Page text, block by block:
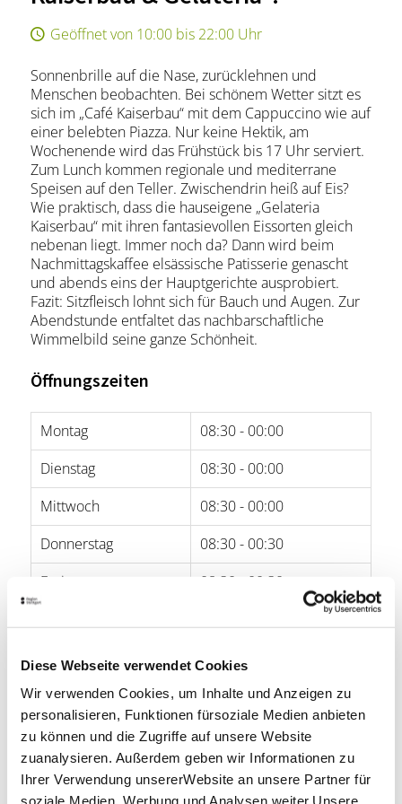
Diese Webseite verwendet Cookies
Wir verwenden Cookies, um Inhalte und Anzeigen zu
personalisieren, Funktionen fürsoziale Medien anbieten
zu können und die Zugriffe auf unsere Website
zuanalysieren. Außerdem geben wir Informationen zu
Ihrer Verwendung unsererWebsite an unsere Partner für
soziale Medien, Werbung und Analysen weiter.Unsere
Geöffnet von 10:00 bis 22:00 Uhr
Sonnenbrille auf die Nase, zurücklehnen und
Menschen beobachten. Bei schönem Wetter sitzt es
sich im „Café Kaiserbau“ mit dem Cappuccino wie auf
einer belebten Piazza. Nur keine Hektik, am
Wochenende wird das Frühstück bis 17 Uhr serviert.
Zum Lunch kommen regionale und mediterrane
Speisen auf den Teller. Zwischendrin heiß auf Eis?
Wie praktisch, dass die hauseigene „Gelateria
Kaiserbau“ mit ihren fantasievollen Eissorten gleich
nebenan liegt. Immer noch da? Dann wird beim
Nachmittagskaffee elsässische Patisserie genascht
und abends eins der Hauptgerichte ausprobiert.
Fazit: Sitzfleisch lohnt sich für Bauch und Augen. Zur
Abendstunde entfaltet das nachbarschaftliche
Wimmelbild seine ganze Schönheit.
Öffnungszeiten
Montag
08:30 - 00:00
Dienstag
08:30 - 00:00
Mittwoch
08:30 - 00:00
Donnerstag
08:30 - 00:30
Freitag
08:30 - 00:30
Sonntag
10:00 - 22:00
Öffnungszeiten von Google
Lage & Kontakt
Gelateria Kaiserbau
Marienplatz 12